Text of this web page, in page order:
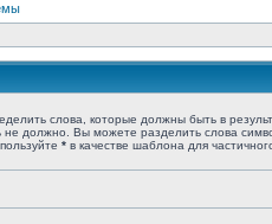
слова, которые должны быть в
не должно. Вы можете разделить слова
* в качестве шаблона для